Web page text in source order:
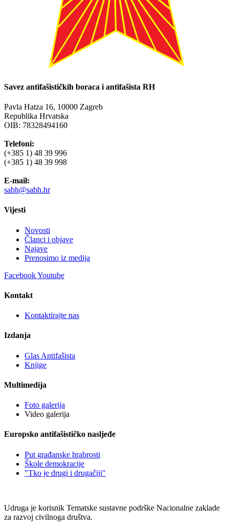
Savez antifašističkih boraca i antifašista RH
Pavla Hatza 16, 10000 Zagreb
Republika Hrvatska
OIB: 78328494160
Telefoni:
(+385 1) 48 39 996
(+385 1) 48 39 998
E-mail:
sabh@sabh.hr
Vijesti
Novosti
Članci i objave
Najave
Prenosimo iz medija
FacebookYoutube
Kontakt
Kontaktirajte nas
Izdanja
Glas Antifašista
Knjige
Multimedija
Foto galerija
Video galerija
Europsko antifašističko nasljeđe
Put građanske hrabrosti
Škole demokracije
"Tko je drugi i drugačiji"
Udruga je korisnik Tematske sustavne podrške Nacionalne zaklade
za razvoj civilnoga društva.